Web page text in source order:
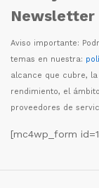
Newsletter
Aviso importante: Podr
temas en nuestra:
alcance que cubre,
rendimiento, el á
proveedores de
[mc4wp_form